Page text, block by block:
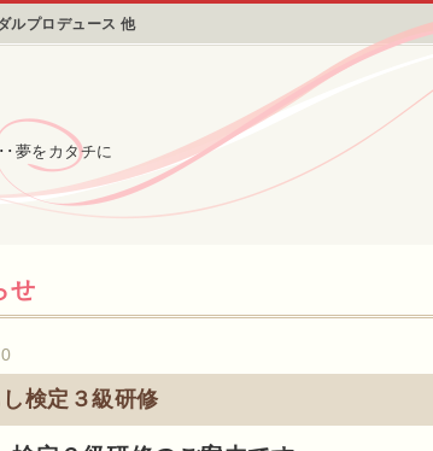
ルプロデュース 他
･夢をカタチに
せ
検定３級研修